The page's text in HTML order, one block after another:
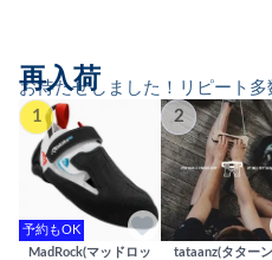
お待たせしました！リピート
再入荷
1
予約もOK
MadRock(マッドロッ
2
tataanz(タター